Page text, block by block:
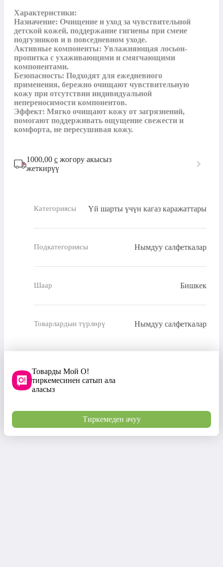
Характеристики:
Назначение: Очищение и уход за чувствительной
детской кожей, поддержание гигиены при смене
подгузников и в повседневном уходе.
Активные компоненты: Увлажняющая лосьон-
пропитка с ухаживающими и смягчающими
компонентами.
Безопасность: Подходят для ежедневного
применения, бережно очищают чувствительную
кожу при отсутствии индивидуальной
непереносимости компонентов.
Эффект: Мягко очищают кожу от загрязнений,
помогают поддерживать ощущение свежести и
комфорта, не пересушивая кожу.
1000,00 с жогору акысыз
жеткирүү
Категориясы Үй шарты үчүн кагаз каражаттары
Подкатегориясы Нымдуу салфеткалар
Шаар Бишкек
Товарлардын түрлөрү Нымдуу салфеткалар
Товарды Мой О!
тиркемесинен сатып ала
аласыз
Тиркемеден ачуу